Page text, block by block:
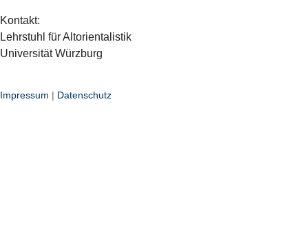
Kontakt:
Lehrstuhl für Altorientalistik
Universität Würzburg
Impressum | Datenschutz